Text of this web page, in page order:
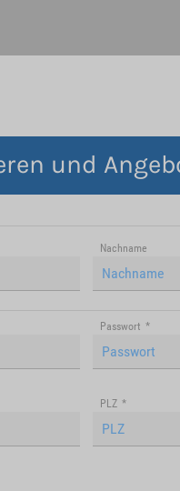
und
Nachname
Passwort *
PLZ *